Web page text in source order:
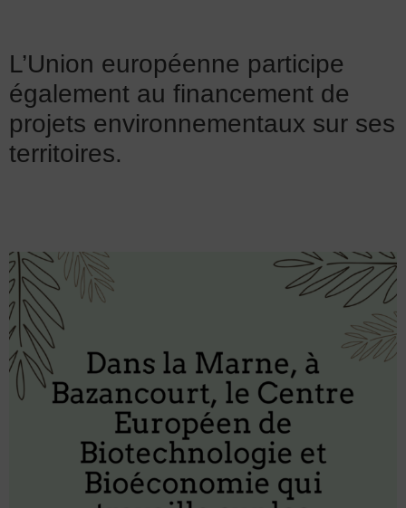
L’Union européenne participe
également au financement de
projets environnementaux sur ses
territoires.